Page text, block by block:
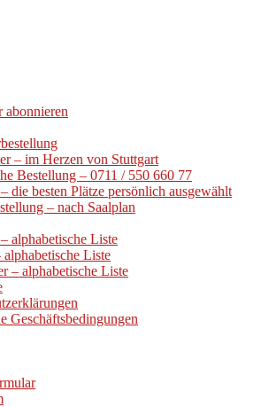
abonnieren
– im Herzen von Stuttgart
Bestellung – 0711 / 550 660 77
die besten Plätze persönlich ausgewählt
– nach Saalplan
alphabetische Liste
Liste
– alphabetische Liste
Geschäftsbedingungen